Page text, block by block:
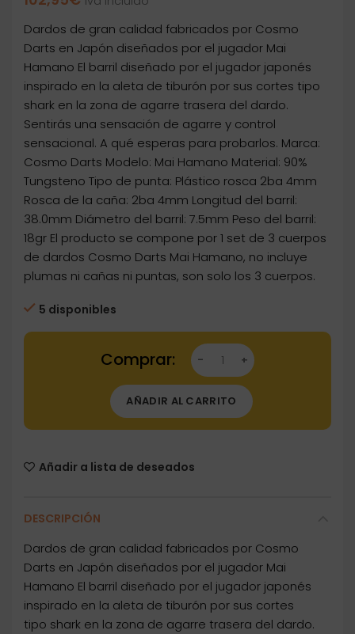
Dardos de gran calidad fabricados por Cosmo
Darts en Japón diseñados por el jugador Mai
Hamano El barril diseñado por el jugador japonés
inspirado en la aleta de tiburón por sus cortes tipo
shark en la zona de agarre trasera del dardo.
Sentirás una sensación de agarre y control
sensacional. A qué esperas para probarlos. Marca:
Cosmo Darts Modelo: Mai Hamano Material: 90%
Tungsteno Tipo de punta: Plástico rosca 2ba 4mm
Rosca de la caña: 2ba 4mm Longitud del barril:
38.0mm Diámetro del barril: 7.5mm Peso del barril:
18gr El producto se compone por 1 set de 3 cuerpos
de dardos Cosmo Darts Mai Hamano, no incluye
plumas ni cañas ni puntas, son solo los 3 cuerpos.
5 disponibles
Dartstore Dardos Cosmo Darts Mai Hamano
AÑADIR AL CARRITO
Añadir a lista de deseados
DESCRIPCIÓN
Dardos de gran calidad fabricados por Cosmo
Darts en Japón diseñados por el jugador Mai
Hamano El barril diseñado por el jugador japonés
inspirado en la aleta de tiburón por sus cortes
tipo shark en la zona de agarre trasera del dardo.